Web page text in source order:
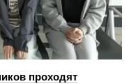
проходят